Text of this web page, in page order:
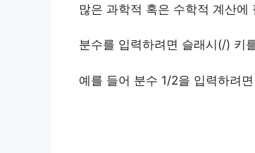
많은 과학적 혹은 수학적 계산
분수를 입력하려면 슬래시(/) 키
예를 들어 분수 1/2을 입력하려